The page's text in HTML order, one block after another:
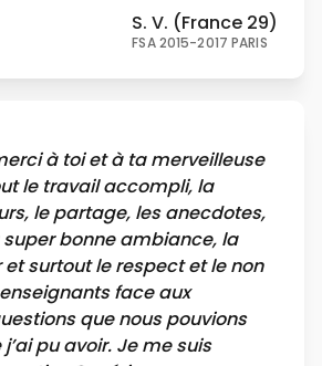
S. V. (France 29)
FSA 2015-2017 PARIS
à toi et à ta merveilleuse
le travail accompli, la
le partage, les anecdotes,
bonne ambiance, la
surtout le respect et le non
face aux
que nous pouvions
pu avoir. Je me suis